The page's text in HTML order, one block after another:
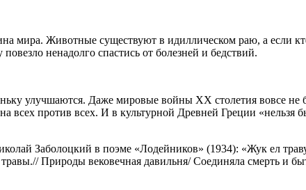
мира. Животные существуют в идиллическом раю, а если
ненадолго спастись от болезней и бедствий.
улучшаются. Даже мировые войны ХХ столетия вовсе
всех против всех. И в культурной Древней Греции
Заболоцкий в поэме «Лодейников» (1934): «Жук ел
Природы вековечная давильня/ Соединяла смерть и